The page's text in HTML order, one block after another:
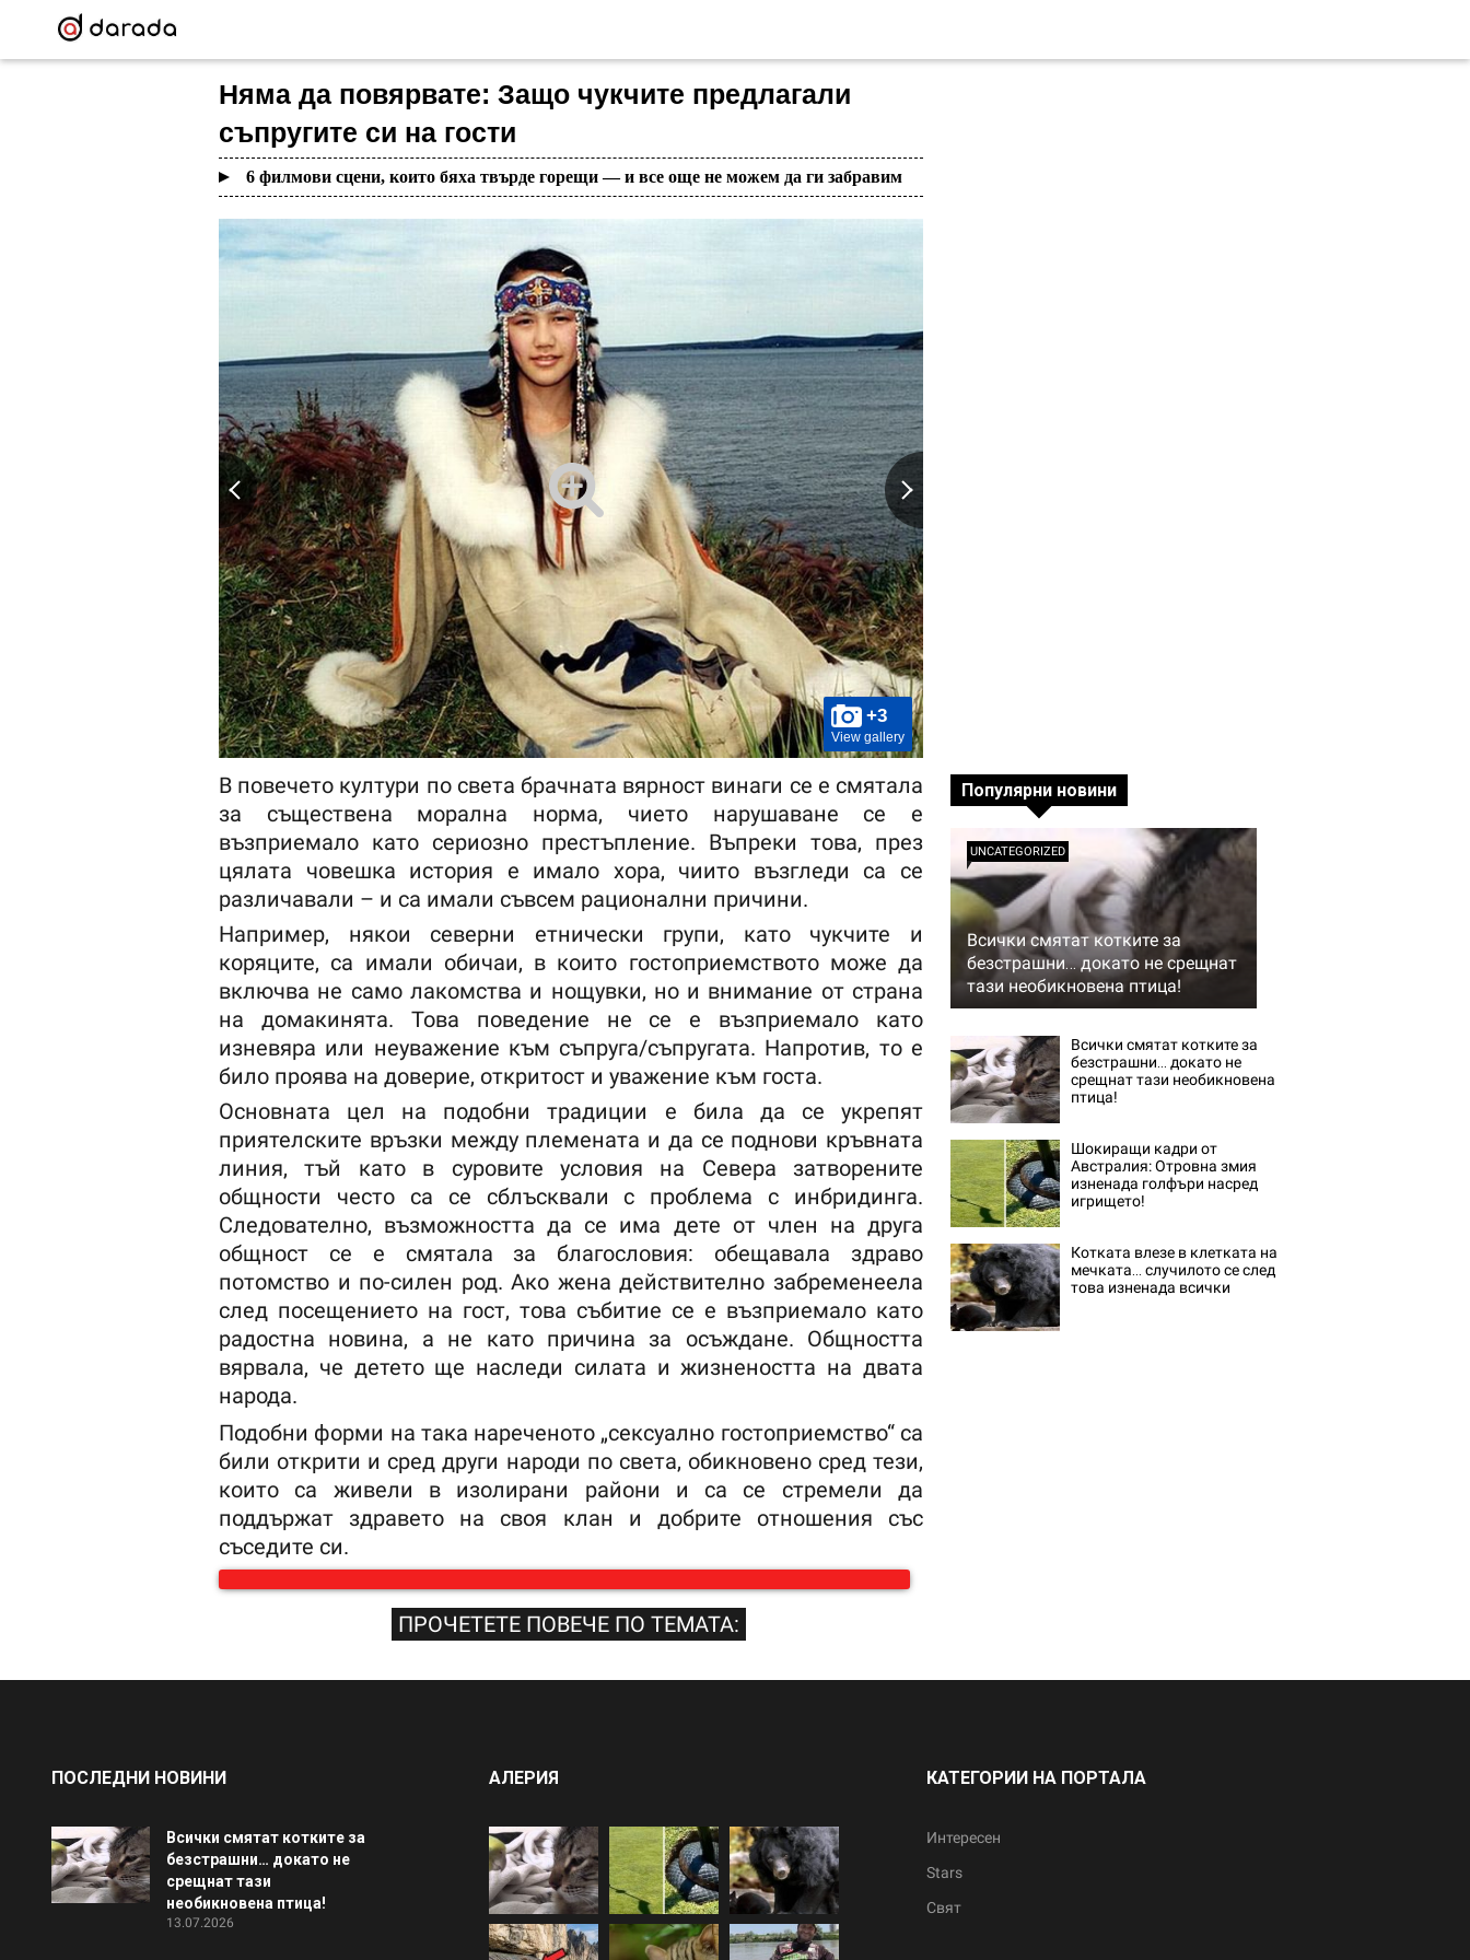
Няма да повярвате: Защо чукчите предлагали
съпругите си на гости
6 филмови сцени, които бяха твърде горещи — и все още не можем да ги забравим
+3
View gallery
В повечето култури по света брачната вярност винаги се е смятала
за съществена морална норма, чието нарушаване се е
възприемало като сериозно престъпление. Въпреки това, през
цялата човешка история е имало хора, чиито възгледи са се
различавали – и са имали съвсем рационални причини.
Например, някои северни етнически групи, като чукчите и
коряците, са имали обичаи, в които гостоприемството може да
включва не само лакомства и нощувки, но и внимание от страна
на домакинята. Това поведение не се е възприемало като
изневяра или неуважение към съпруга/съпругата. Напротив, то е
било проява на доверие, откритост и уважение към госта.
Основната цел на подобни традиции е била да се укрепят
приятелските връзки между племената и да се поднови кръвната
линия, тъй като в суровите условия на Севера затворените
общности често са се сблъсквали с проблема с инбридинга.
Следователно, възможността да се има дете от член на друга
общност се е смятала за благословия: обещавала здраво
потомство и по-силен род. Ако жена действително забременеела
след посещението на гост, това събитие се е възприемало като
радостна новина, а не като причина за осъждане. Общността
вярвала, че детето ще наследи силата и жизнеността на двата
народа.
Подобни форми на така нареченото „сексуално гостоприемство“ са
били открити и сред други народи по света, обикновено сред тези,
които са живели в изолирани райони и са се стремели да
поддържат здравето на своя клан и добрите отношения със
съседите си.
ПРОЧЕТЕТЕ ПОВЕЧЕ ПО ТЕМАТА:
Популярни новини
Всички смятат котките за
безстрашни… докато не срещнат
тази необикновена птица!
UNCATEGORIZED
Всички смятат котките за
безстрашни… докато не
срещнат тази необикновена
птица!
Шокиращи кадри от
Австралия: Отровна змия
изненада голфъри насред
игрището!
Котката влезе в клетката на
мечката… случилото се след
това изненада всички
ПОСЛЕДНИ НОВИНИ
Всички смятат котките за
безстрашни… докато не
срещнат тази
необикновена птица!
13.07.2026
АЛЕРИЯ КАТЕГОРИИ НА ПОРТАЛА
Интересен
Stars
Свят